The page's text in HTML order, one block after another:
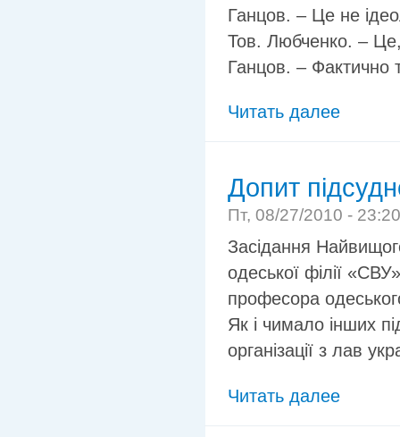
Ганцов. – Це не
Тов. Любченко. –
Ганцов. – Фактично
Читать далее
Допит
Пт, 08/27/2010 -
Засідання
одеської філії
професора
Як і чимало інших
організації з лав
Читать далее